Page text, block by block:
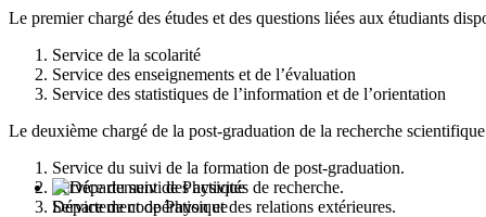
Département de Physique
Le premier chargé des études et des questions liées aux étudiants
Service de la scolarité
Service des enseignements et de l’évaluation
Service des statistiques de l’information et de l’orientation
Le deuxième chargé de la post-graduation de la recherche
Service du suivi de la formation de post-graduation.
Service du suivi des activités de recherche.
Service de coopération et des relations extérieures.